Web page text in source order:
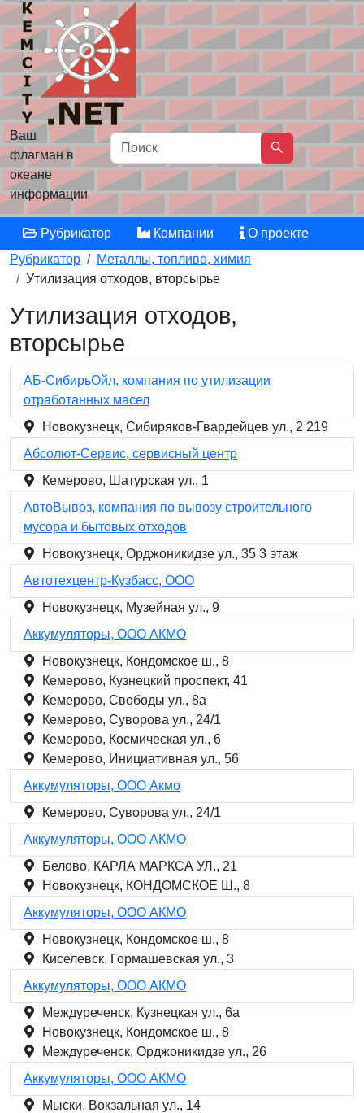
Ваш
флагман в
океане
информации
Рубрикатор Компании
О проекте
Рубрикатор
Металлы, топливо, химия
Утилизация отходов, вторсырье
Утилизация отходов,
вторсырье
АБ-СибирьОйл, компания по утилизации
отработанных масел
Новокузнецк, Сибиряков-Гвардейцев ул., 2 219
Абсолют-Сервис, сервисный центр
Кемерово, Шатурская ул., 1
АвтоВывоз, компания по вывозу строительного
мусора и бытовых отходов
Новокузнецк, Орджоникидзе ул., 35 3 этаж
Автотехцентр-Кузбасс, ООО
Новокузнецк, Музейная ул., 9
Аккумуляторы, ООО АКМО
Новокузнецк, Кондомское ш., 8
Кемерово, Кузнецкий проспект, 41
Кемерово, Свободы ул., 8а
Кемерово, Суворова ул., 24/1
Кемерово, Космическая ул., 6
Кемерово, Инициативная ул., 56
Аккумуляторы, ООО Акмо
Кемерово, Суворова ул., 24/1
Аккумуляторы, ООО АКМО
Белово, КАРЛА МАРКСА УЛ., 21
Новокузнецк, КОНДОМСКОЕ Ш., 8
Аккумуляторы, ООО АКМО
Новокузнецк, Кондомское ш., 8
Киселевск, Гормашевская ул., 3
Аккумуляторы, ООО АКМО
Междуреченск, Кузнецкая ул., 6а
Новокузнецк, Кондомское ш., 8
Междуреченск, Орджоникидзе ул., 26
Аккумуляторы, ООО АКМО
Мыски, Вокзальная ул., 14